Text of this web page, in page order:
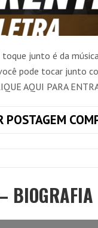
junto é da
pode tocar junto
AQUI PARA
POSTAGEM